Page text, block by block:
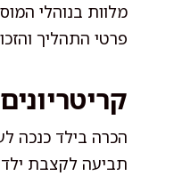
מלוות בנוהלי
פרטי התהליך
הכרה בילד כנכה
תביעה לקצבת ילד